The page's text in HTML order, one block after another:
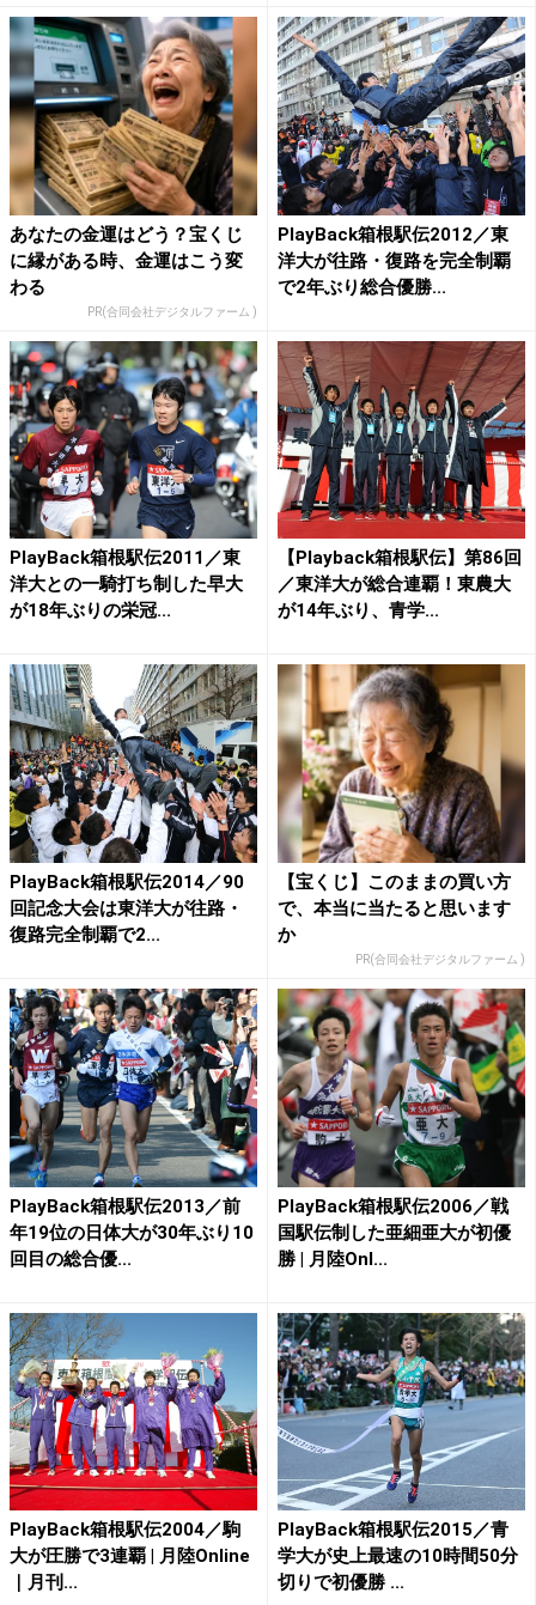
あなたの金運はどう？宝くじ
に縁がある時、金運はこう変
わる
PR(合同会社デジタルファーム )
PlayBack箱根駅伝2012／東
洋大が往路・復路を完全制覇
で2年ぶり総合優勝...
PlayBack箱根駅伝2011／東
洋大との一騎打ち制した早大
が18年ぶりの栄冠...
【Playback箱根駅伝】第86回
／東洋大が総合連覇！東農大
が14年ぶり、青学...
PlayBack箱根駅伝2014／90
回記念大会は東洋大が往路・
復路完全制覇で2...
【宝くじ】このままの買い方
で、本当に当たると思います
か
PR(合同会社デジタルファーム )
PlayBack箱根駅伝2013／前
年19位の日体大が30年ぶり10
回目の総合優...
PlayBack箱根駅伝2006／戦
国駅伝制した亜細亜大が初優
勝 | 月陸Onl...
PlayBack箱根駅伝2004／駒
大が圧勝で3連覇 | 月陸Online
｜月刊...
PlayBack箱根駅伝2015／青
学大が史上最速の10時間50分
切りで初優勝 ...